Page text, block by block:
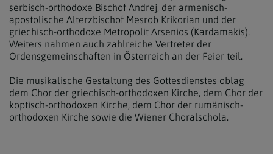
serbisch-orthodoxe Bischof Andrej, der armenisch-
apostolische Alterzbischof Mesrob Krikorian und der
griechisch-orthodoxe Metropolit Arsenios (Kardamakis).
Weiters nahmen auch zahlreiche Vertreter der
Ordensgemeinschaften in Österreich an der Feier teil.
Die musikalische Gestaltung des Gottesdienstes oblag
dem Chor der griechisch-orthodoxen Kirche, dem Chor der
koptisch-orthodoxen Kirche, dem Chor der rumänisch-
orthodoxen Kirche sowie die Wiener Choralschola.